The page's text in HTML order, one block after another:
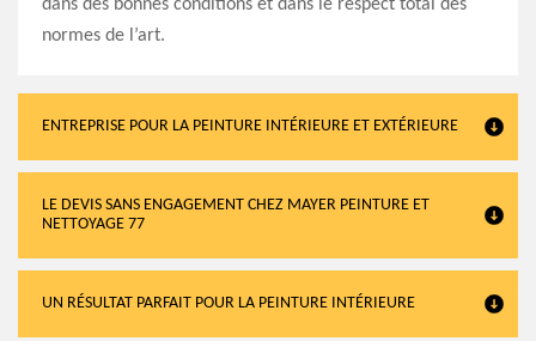
dans des bonnes conditions et dans le respect total des
normes de l’art.
ENTREPRISE POUR LA PEINTURE INTÉRIEURE ET EXTÉRIEURE
LE DEVIS SANS ENGAGEMENT CHEZ MAYER PEINTURE ET
NETTOYAGE 77
UN RÉSULTAT PARFAIT POUR LA PEINTURE INTÉRIEURE